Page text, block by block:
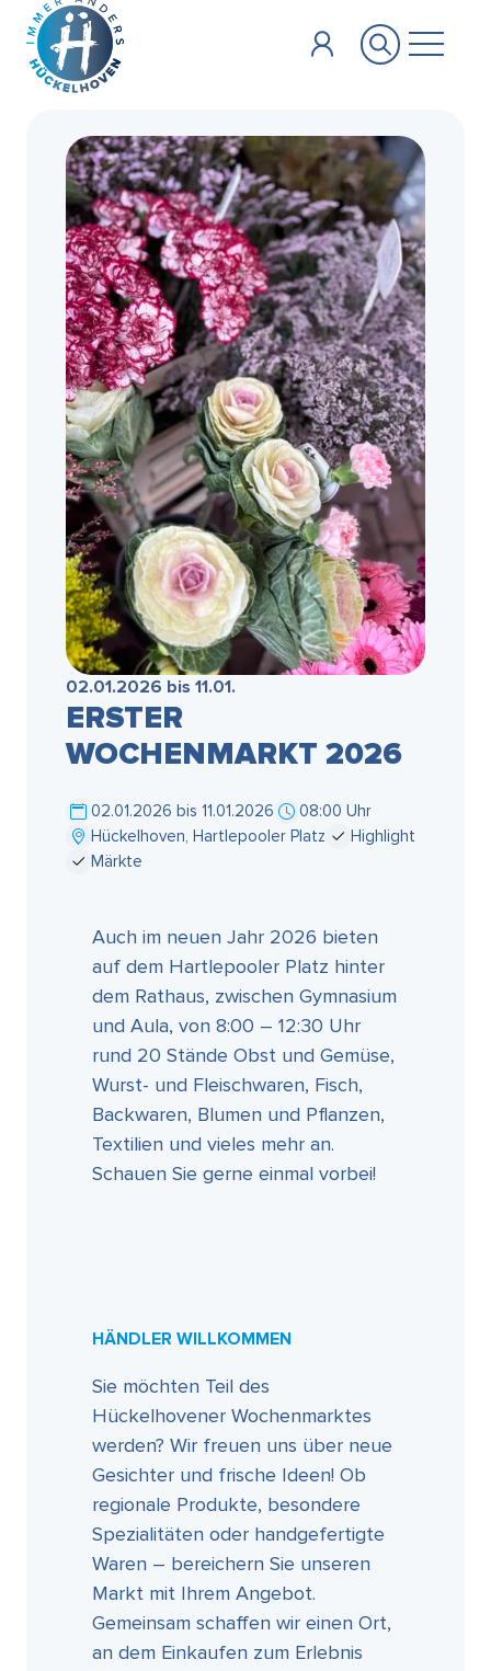
Zum Hauptinhalt springen
02.01.2026 bis 11.01.
ERSTER
WOCHENMARKT 2026
02.01.2026 bis 11.01.2026
08:00 Uhr
Hückelhoven, Hartlepooler Platz
Highlight
Märkte
Auch im neuen Jahr 2026 bieten
auf dem Hartlepooler Platz hinter
dem Rathaus, zwischen Gymnasium
und Aula, von 8:00 – 12:30 Uhr
rund 20 Stände Obst und Gemüse,
Wurst- und Fleischwaren, Fisch,
Backwaren, Blumen und Pflanzen,
Textilien und vieles mehr an.
Schauen Sie gerne einmal vorbei!
HÄNDLER WILLKOMMEN
Sie möchten Teil des
Hückelhovener Wochenmarktes
werden? Wir freuen uns über neue
Gesichter und frische Ideen! Ob
regionale Produkte, besondere
Spezialitäten oder handgefertigte
Waren – bereichern Sie unseren
Markt mit Ihrem Angebot.
Gemeinsam schaffen wir einen Ort,
an dem Einkaufen zum Erlebnis